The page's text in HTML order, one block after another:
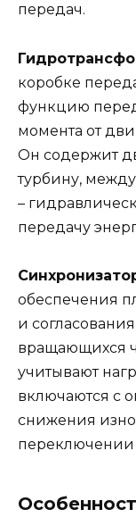
передач.
коробке
функцию
момента от
Он содержит
турбину,
–
передачу
обеспечения
и
вращающихся
учитывают
включаются с
снижения
переключении